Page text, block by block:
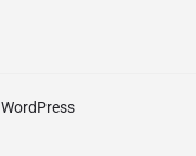
WordPress